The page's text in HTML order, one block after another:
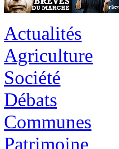
Actualités
Agriculture
Société
Débats
Communes
Patrimoine